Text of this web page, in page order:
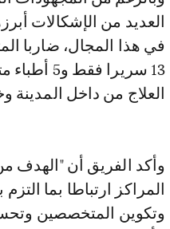
العديد من الإشكالات
في هذا المجال، ضاربا
العلاج من داخل المدينة
وأكد الفريق أن "الهدف
المراكز ارتباطا بما
وتكوين المتخصصين